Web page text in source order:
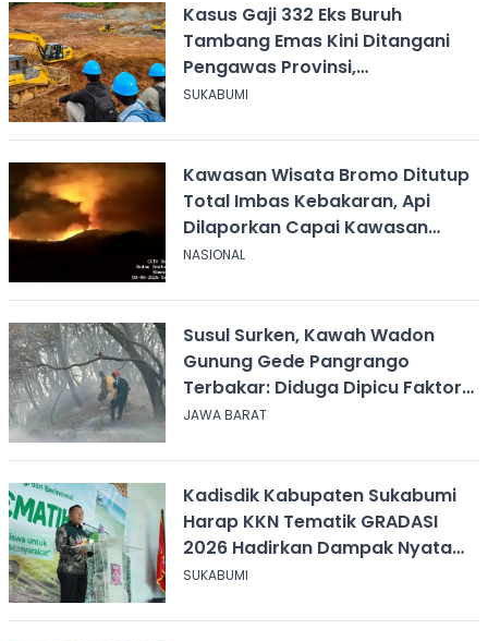
Kasus Gaji 332 Eks Buruh
Tambang Emas Kini Ditangani
Pengawas Provinsi,
Disnakertrans Sukabumi Terus
SUKABUMI
Kawasan Wisata Bromo Ditutup
Total Imbas Kebakaran, Api
Dilaporkan Capai Kawasan
Sabana
NASIONAL
Susul Surken, Kawah Wadon
Gunung Gede Pangrango
Terbakar: Diduga Dipicu Faktor
Alam
JAWA BARAT
Kadisdik Kabupaten Sukabumi
Harap KKN Tematik GRADASI
2026 Hadirkan Dampak Nyata
bagi Masyarakat
SUKABUMI